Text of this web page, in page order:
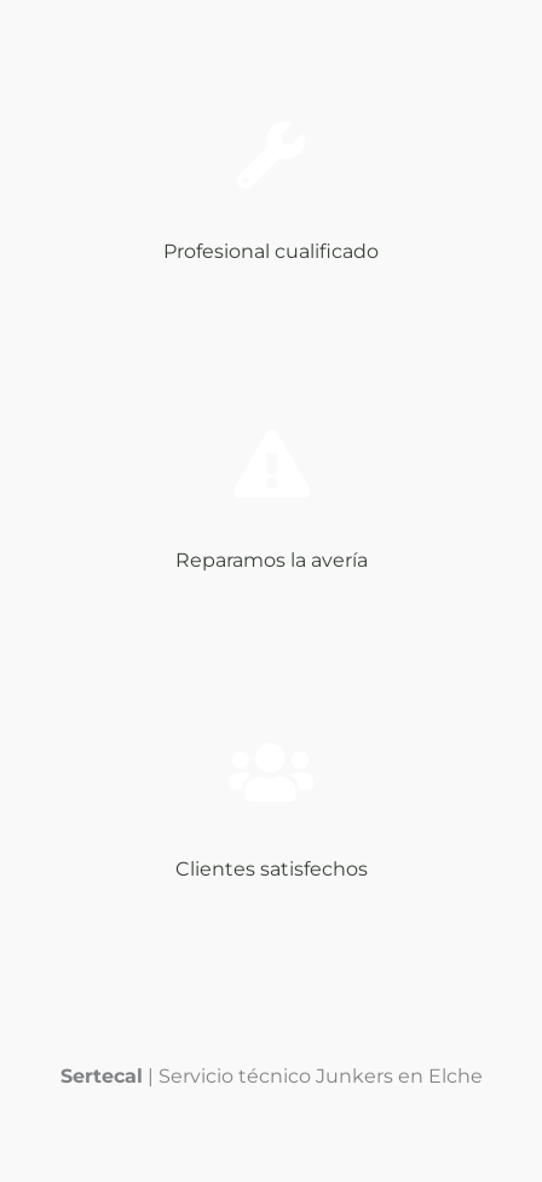
Profesional cualificado
Reparamos la avería
Clientes satisfechos
Sertecal | Servicio técnico Junkers en Elche